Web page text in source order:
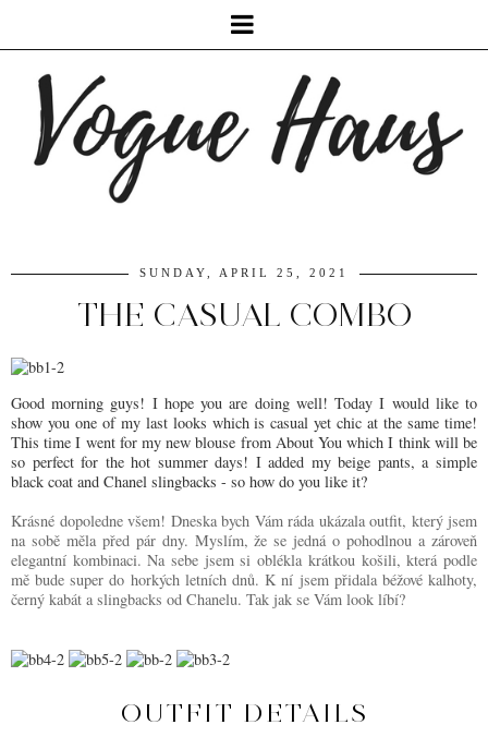
SUNDAY, APRIL 25, 2021
THE CASUAL COMBO
Good morning guys! I hope you are doing well! Today I would like to
show you one of my last looks which is casual yet chic at the same time!
This time I went for my new blouse from About You which I think will be
so perfect for the hot summer days! I added my beige pants, a simple
black coat and Chanel slingbacks - so how do you like it?
Krásné dopoledne všem! Dneska bych Vám ráda ukázala outfit, který jsem
na sobě měla před pár dny. Myslím, že se jedná o pohodlnou a zároveň
elegantní kombinaci. Na sebe jsem si oblékla krátkou košili, která podle
mě bude super do horkých letních dnů. K ní jsem přidala béžové kalhoty,
černý kabát a slingbacks od Chanelu. Tak jak se Vám look líbí?
OUTFIT DETAILS